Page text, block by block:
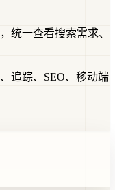
统一查看搜索需求、
追踪、SEO、移动端